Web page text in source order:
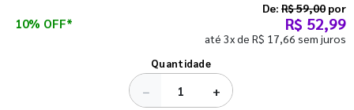
10% OFF*
De: R$ 59,00 por
R$ 52,99
até 3x de R$ 17,66 sem juros
Quantidade
− +